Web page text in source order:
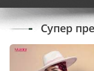
Супер